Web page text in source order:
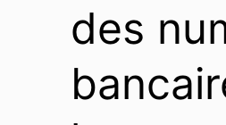
des